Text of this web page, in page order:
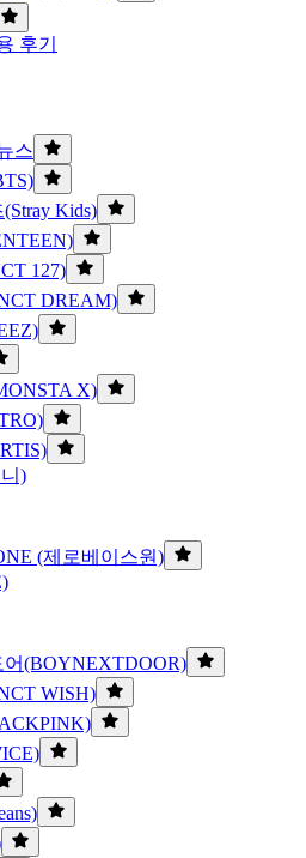
후기
스
Kids)
127)
DREAM)
X)
)
(제로베이스원)
어(BOYNEXTDOOR)
WISH)